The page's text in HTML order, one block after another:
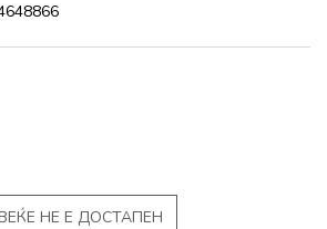
НЕ Е ДОСТАПЕН